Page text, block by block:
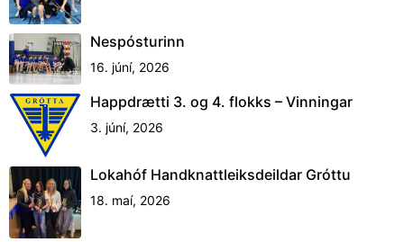
Nespósturinn
16. júní, 2026
Happdrætti 3. og 4. flokks – Vinningar
3. júní, 2026
Lokahóf Handknattleiksdeildar Gróttu
18. maí, 2026